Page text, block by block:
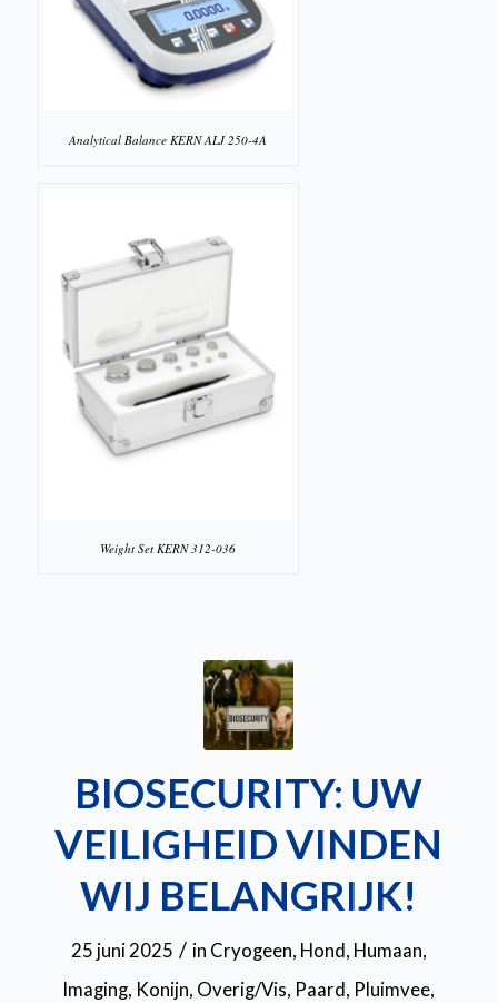
Analytical Balance KERN ALJ 250-4A
Weight Set KERN 312-036
BIOSECURITY: UW
VEILIGHEID VINDEN
WIJ BELANGRIJK!
25 juni 2025 / in Cryogeen, Hond, Humaan,
Imaging, Konijn, Overig/Vis, Paard, Pluimvee,